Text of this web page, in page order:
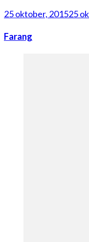
25 oktober, 201525
Farang